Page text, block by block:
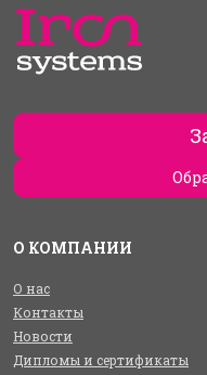
О КОМПАНИИ
О нас
Контакты
Новости
Дипломы и сертификаты